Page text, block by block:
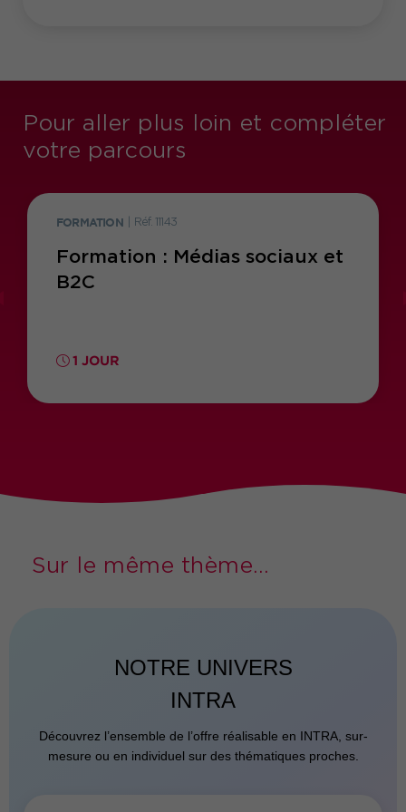
Pour aller plus loin et compléter
votre parcours
FORMATION Réf. 11143
Formation : Médias sociaux et
B2C
1 JOUR
Sur le même thème...
NOTRE UNIVERS
INTRA
Découvrez l’ensemble de l’offre réalisable en INTRA, sur-
mesure ou en individuel sur des thématiques proches.